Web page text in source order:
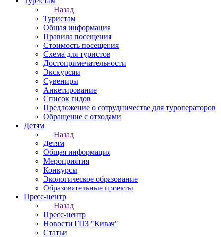
Назад
Туристам
Общая информация
Правила посещения
Стоимость посещения
Схема для туристов
Достопримечательности
Экскурсии
Сувениры
Анкетирование
Список гидов
Предложение о сотрудничестве для туроператоров
Обращение с отходами
Детям
Назад
Детям
Общая информация
Мероприятия
Конкурсы
Экологическое образование
Образовательные проекты
Пресс-центр
Назад
Пресс-центр
Новости ГПЗ "Кивач"
Статьи